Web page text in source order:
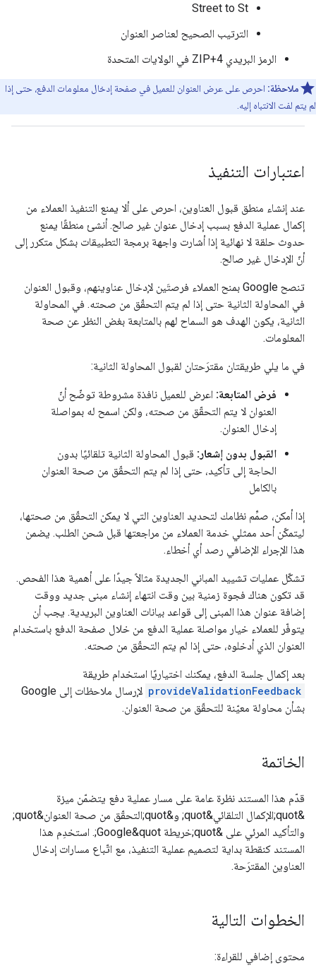
Street to St
الترتيب الصحيح لعناصر العنوان
الرمز البريدي ZIP+4 في الولايات المتحدة
ملاحظة: احرص على عرض العنوان للعميل في صفحة إدخال معلومات الدفع، حتى إذا
لم يتم لفت الانتباه إليه.
اعتبارات التنفيذ
عند إنشاء منطق قبول العناوين، احرص على ألا يمنع التنفيذ العملاء من
إكمال عملية الدفع بسبب إدخال عنوان غير صالح. أنشئ منطقًا يمنع
حدوث حلقة لا نهائية إذا أشارت واجهة برمجة التطبيقات بشكل متكرر إلى
أنّ الإدخال غير صالح.
تنصح Google بمنح العملاء فرصتَين لإدخال عناوينهم، وقبول العنوان
في المحاولة الثانية حتى إذا لم يتم التحقّق من صحته. في المحاولة
الثانية، يكون الهدف هو السماح لهم بالمتابعة بغض النظر عن صحة
المعلومات.
في ما يلي طريقتان مقترَحتان لقبول المحاولة الثانية:
فرض المتابعة: اعرض للعميل نافذة مشروطة توضّح أنّ
العنوان لا يتم التحقّق من صحته، ولكن اسمح له بمواصلة
إدخال العنوان.
القبول بدون إشعار: قبول المحاولة الثانية تلقائيًا بدون
الحاجة إلى تأكيد، حتى إذا لم يتم التحقّق من صحة العنوان
بالكامل
إذا أمكن، صمِّم نظامك لتحديد العناوين التي لا يمكن التحقّق من صحتها،
ليتمكّن أحد ممثلي خدمة العملاء من مراجعتها قبل شحن الطلب. يضمن
هذا الإجراء الإضافي رصد أي أخطاء.
تشكّل عمليات تشييد المباني الجديدة مثالاً جيدًا على أهمية هذا الفحص.
قد تكون هناك فجوة زمنية بين وقت انتهاء إنشاء مبنى جديد ووقت
إضافة عنوان هذا المبنى إلى قواعد بيانات العناوين البريدية. يجب أن
يتوفّر للعملاء خيار مواصلة عملية الدفع من خلال صفحة الدفع باستخدام
العنوان الذي أدخلوه، حتى إذا لم يتم التحقّق من صحته.
بعد إكمال جلسة الدفع، يمكنك اختياريًا استخدام طريقة
provideValidationFeedback
لإرسال ملاحظات إلى Google
بشأن محاولة معيّنة للتحقّق من صحة العنوان.
الخاتمة
قدّم هذا المستند نظرة عامة على مسار عملية دفع يتضمّن ميزة
&quot;الإكمال التلقائي&quot; و&quot;التحقّق من صحة العنوان&quot;
والتأكيد المرئي على &quot;خريطة Google&quot;. استخدِم هذا
المستند كنقطة بداية لتصميم عملية التنفيذ، مع اتّباع مسارات إدخال
العناوين المقترَحة.
الخطوات التالية
محتوى إضافي للقراءة: